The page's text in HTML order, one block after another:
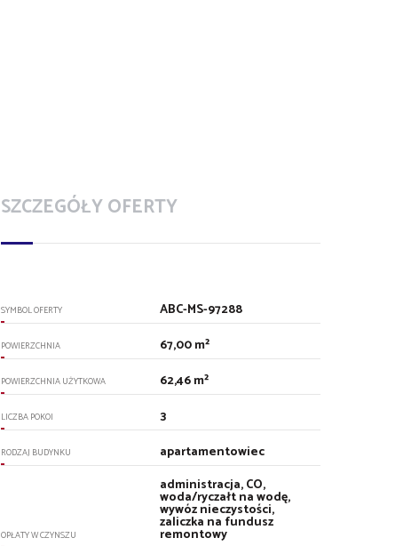
SZCZEGÓŁY OFERTY
SYMBOL OFERTY ABC-MS-97288
POWIERZCHNIA 67,00 m²
POWIERZCHNIA UŻYTKOWA 62,46 m²
LICZBA POKOI 3
RODZAJ BUDYNKU apartamentowiec
OPŁATY W CZYNSZU
administracja, CO,
woda/ryczałt na wodę,
wywóz nieczystości,
zaliczka na fundusz
remontowy